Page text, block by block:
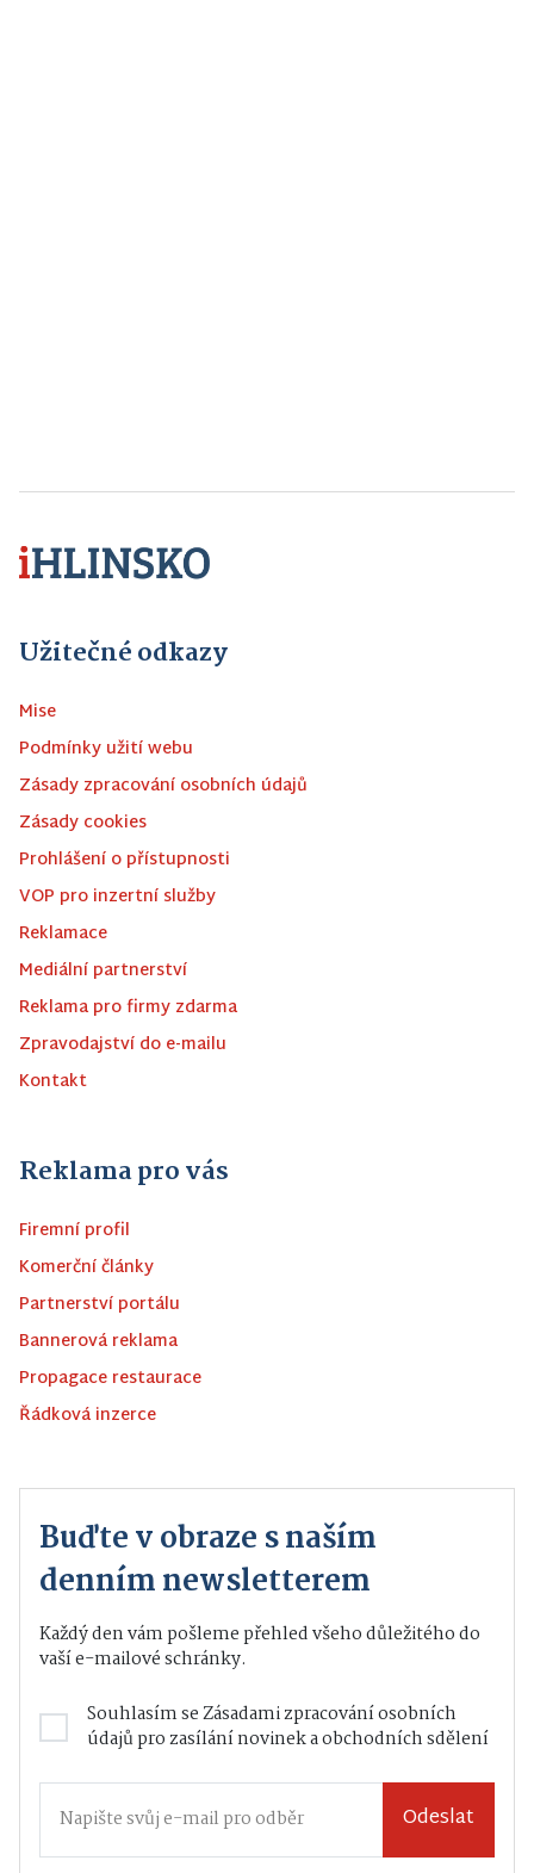
Užitečné odkazy
Mise
Podmínky užití webu
Zásady zpracování osobních údajů
Zásady cookies
Prohlášení o přístupnosti
VOP pro inzertní služby
Reklamace
Mediální partnerství
Reklama pro firmy zdarma
Zpravodajství do e-mailu
Kontakt
Reklama pro vás
Firemní profil
Komerční články
Partnerství portálu
Bannerová reklama
Propagace restaurace
Řádková inzerce
Buďte v obraze s naším
denním newsletterem
Každý den vám pošleme přehled všeho důležitého do
vaší e-mailové schránky.
Souhlasím seZásadami zpracování osobních
údajůpro zasílání novinek a obchodních sdělení
Odeslat